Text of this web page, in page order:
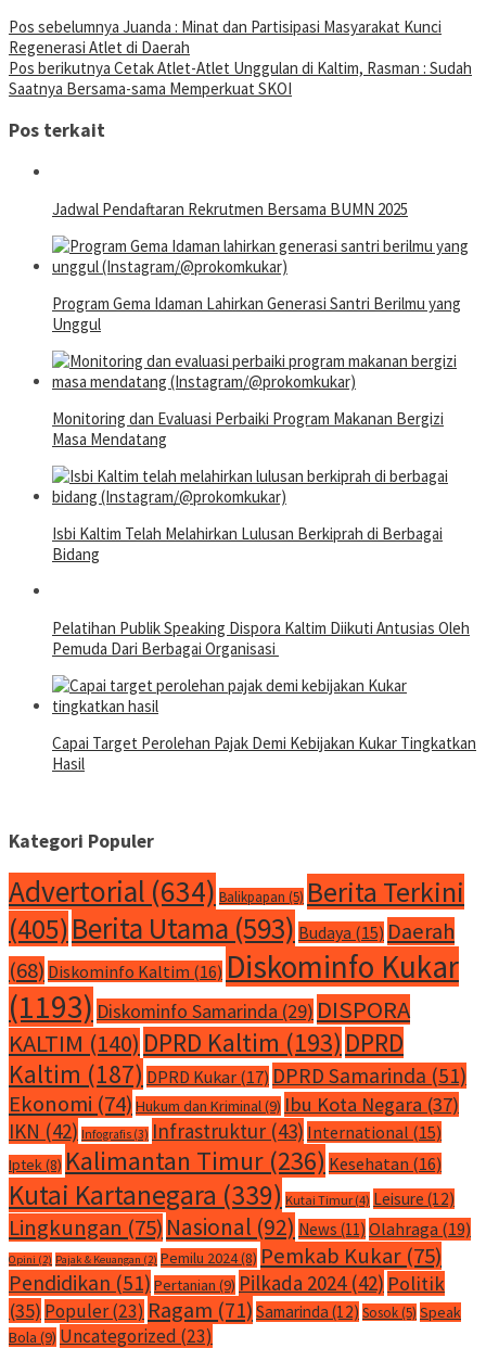
Pos sebelumnya Juanda : Minat dan Partisipasi Masyarakat Kunci
Regenerasi Atlet di Daerah
Pos berikutnya Cetak Atlet-Atlet Unggulan di Kaltim, Rasman : Sudah
Saatnya Bersama-sama Memperkuat SKOI
Pos terkait
Jadwal Pendaftaran Rekrutmen Bersama BUMN 2025
Program Gema Idaman Lahirkan Generasi Santri Berilmu yang
Unggul
Monitoring dan Evaluasi Perbaiki Program Makanan Bergizi
Masa Mendatang
Isbi Kaltim Telah Melahirkan Lulusan Berkiprah di Berbagai
Bidang
Pelatihan Publik Speaking Dispora Kaltim Diikuti Antusias Oleh
Pemuda Dari Berbagai Organisasi
Capai Target Perolehan Pajak Demi Kebijakan Kukar Tingkatkan
Hasil
Kategori Populer
Advertorial (634) Balikpapan (5) Berita Terkini
(405)Berita Utama (593) Budaya (15) Daerah
(68) Diskominfo Kaltim (16) Diskominfo Kukar
(1193) Diskominfo Samarinda (29) DISPORA
KALTIM (140) DPRD Kaltim (193) DPRD
Kaltim (187) DPRD Kukar (17) DPRD Samarinda (51)
Ekonomi (74) Hukum dan Kriminal(9) Ibu Kota Negara (37)
IKN (42) Infografis (3) Infrastruktur (43) International (15)
Iptek(8) Kalimantan Timur (236) Kesehatan (16)
Kutai Kartanegara (339) Kutai Timur (4) Leisure (12)
Lingkungan (75) Nasional (92) News (11) Olahraga (19)
Opini (2) Pajak & Keuangan (2) Pemilu 2024(8) Pemkab Kukar (75)
Pendidikan (51) Pertanian (9) Pilkada 2024(42) Politik
(35) Populer(23) Ragam (71) Samarinda (12) Sosok(5) Speak
Bola (9) Uncategorized (23)